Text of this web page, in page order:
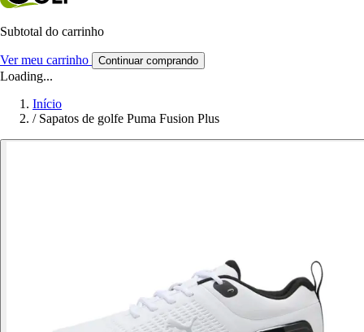
Subtotal do carrinho
Ver meu carrinho Continuar comprando
Loading...
Início
/ Sapatos de golfe Puma Fusion Plus